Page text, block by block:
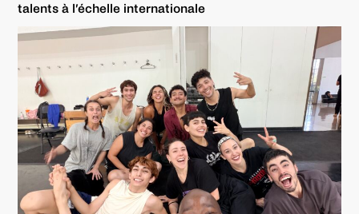
talents à l’échelle internationale